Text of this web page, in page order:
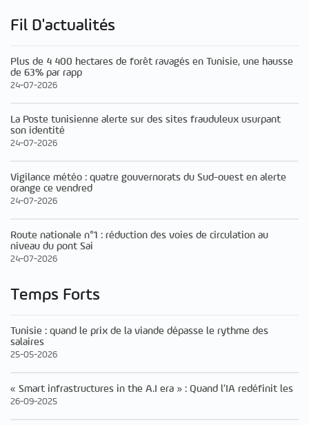
Fil D'actualités
Plus de 4 400 hectares de forêt ravagés en Tunisie, une hausse
de 63% par rapp
24-07-2026
La Poste tunisienne alerte sur des sites frauduleux usurpant
son identité
24-07-2026
Vigilance météo : quatre gouvernorats du Sud-ouest en alerte
orange ce vendred
24-07-2026
Route nationale n°1 : réduction des voies de circulation au
niveau du pont Sai
24-07-2026
Temps Forts
Tunisie : quand le prix de la viande dépasse le rythme des
salaires
25-05-2026
« Smart infrastructures in the A.I era » : Quand l’IA redéfinit les
26-09-2025